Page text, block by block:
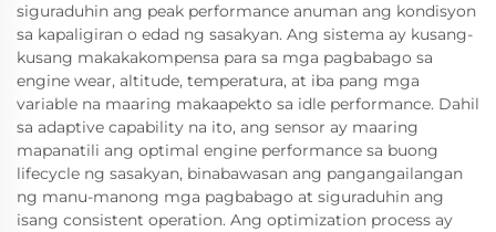
siguraduhin ang peak performance anuman ang kondisyon
sa kapaligiran o edad ng sasakyan. Ang sistema ay kusang-
kusang makakakompensa para sa mga pagbabago sa
engine wear, altitude, temperatura, at iba pang mga
variable na maaring makaapekto sa idle performance. Dahil
sa adaptive capability na ito, ang sensor ay maaring
mapanatili ang optimal engine performance sa buong
lifecycle ng sasakyan, binabawasan ang pangangailangan
ng manu-manong mga pagbabago at siguraduhin ang
isang consistent operation. Ang optimization process ay